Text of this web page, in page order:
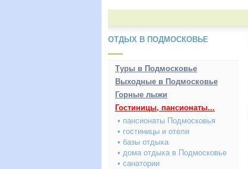
ОТДЫХ В ПОДМОСКОВЬЕ
Туры в Подмосковье
Выходные в Подмосковье
Горные лыжи
Гостиницы, пансионаты...
• пансионаты Подмосковья
• гостиницы и отели
• базы отдыха
• дома отдыха в Подмосковье
• санатории